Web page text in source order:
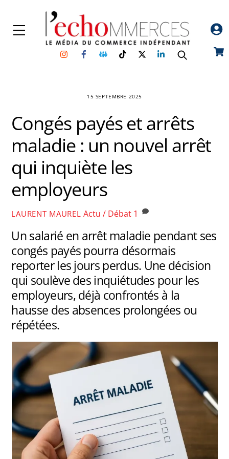
content
Menu
InstagramFacebookGroupe
Facebook
TikTokTwitterLinkedin
15 SEPTEMBRE 2025
Congés payés et arrêts
maladie : un nouvel arrêt
qui inquiète les
employeurs
LAURENT MAUREL Actu / Débat 1
Un salarié en arrêt maladie pendant ses
congés payés pourra désormais
reporter les jours perdus. Une décision
qui soulève des inquiétudes pour les
employeurs, déjà confrontés à la
hausse des absences prolongées ou
répétées.